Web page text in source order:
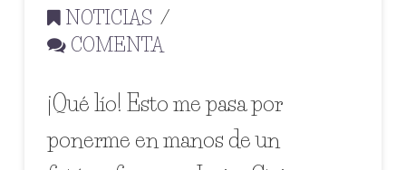
NOTICIAS
COMENTA
¡Qué lío! Esto me pasa por
ponerme en manos de un